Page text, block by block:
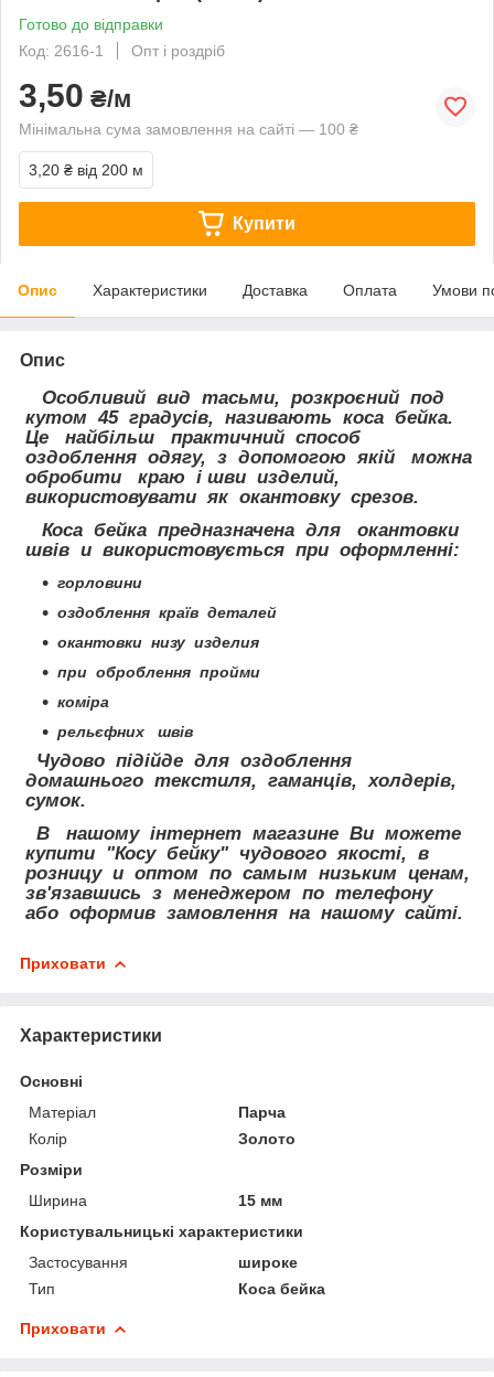
Готово до відправки
Код: 2616-1
Опт і роздріб
3,50 ₴/м
Мінімальна сума замовлення на сайті — 100 ₴
3,20 ₴ від 200 м
Купити
Опис Характеристики Доставка Оплата Умови
Опис
Особливий вид тасьми, розкроєний под
кутом 45 градусів, називають коса бейка.
Це найбільш практичний способ
оздоблення одягу, з допомогою якій можна
обробити краю і шви изделий,
використовувати як окантовку срезов.
Коса бейка предназначена для окантовки
швів и використовується при оформленні:
горловини
оздоблення країв деталей
окантовки низу изделия
при оброблення пройми
коміра
рельєфних швів
Чудово підійде для оздоблення
домашнього текстиля, гаманців, холдерів,
сумок.
В нашому інтернет магазине Ви можете
купити "Косу бейку" чудового якості, в
розницу и оптом по самым низьким ценам,
зв'язавшись з менеджером по телефону
або оформив замовлення на нашому сайті.
Приховати
Характеристики
Основні
Матеріал
Парча
Колір
Золото
Розміри
Ширина
15 мм
Користувальницькі характеристики
Застосування
широке
Тип
Коса бейка
Приховати